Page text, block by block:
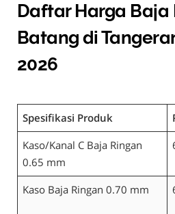
Daftar Harga Baja
Batang di
2026
Spesifikasi Produk
Kaso/Kanal C Baja Ringan
0.65 mm
Kaso Baja Ringan 0.70 mm